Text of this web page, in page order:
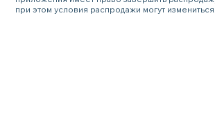
при этом условия распродажи могут измениться.